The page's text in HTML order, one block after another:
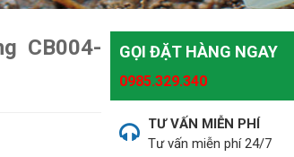
CB004-
GỌI ĐẶT HÀNG NGAY
0985.329.340
TƯ VẤN MIỄN PHÍ
Tư vấn miễn phí 24/7